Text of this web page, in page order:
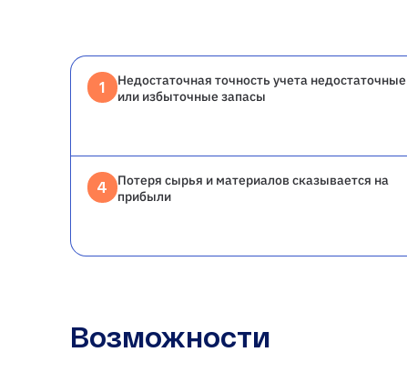
1
Недостаточная точность учета недостаточные
или избыточные запасы
4
Потеря сырья и материалов сказывается на
прибыли
Возможности